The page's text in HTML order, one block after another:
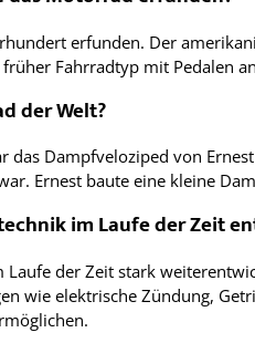
erfunden. Der
Fahrradtyp mit Pedalen
der Welt?
das Dampfveloziped von
Ernest baute eine kleine
im Laufe der Zeit
der Zeit stark
wie elektrische Zündung,